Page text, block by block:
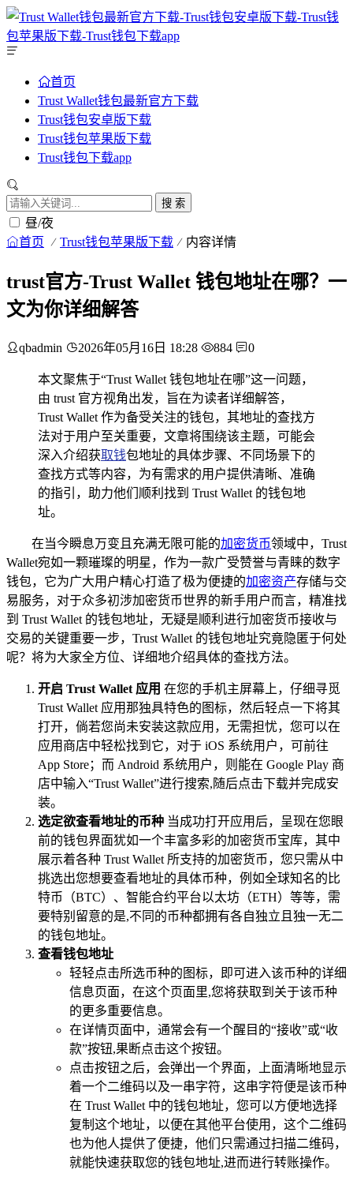
首页
Trust Wallet钱包最新官方下载
Trust钱包安卓版下载
Trust钱包苹果版下载
Trust钱包下载app
搜 索
昼/夜
首页 Trust钱包苹果版下载 内容详情
trust官方-Trust Wallet 钱包地址在哪？一
文为你详细解答
qbadmin 2026年05月16日 18:28 884 0
本文聚焦于“Trust Wallet 钱包地址在哪”这一问题，
由 trust 官方视角出发，旨在为读者详细解答，
Trust Wallet 作为备受关注的钱包，其地址的查找方
法对于用户至关重要，文章将围绕该主题，可能会
深入介绍获取钱包地址的具体步骤、不同场景下的
查找方式等内容，为有需求的用户提供清晰、准确
的指引，助力他们顺利找到 Trust Wallet 的钱包地
址。
在当今瞬息万变且充满无限可能的加密货币领域中，Trust
Wallet宛如一颗璀璨的明星，作为一款广受赞誉与青睐的数字
钱包，它为广大用户精心打造了极为便捷的加密资产存储与交
易服务，对于众多初涉加密货币世界的新手用户而言，精准找
到 Trust Wallet 的钱包地址，无疑是顺利进行加密货币接收与
交易的关键重要一步，Trust Wallet 的钱包地址究竟隐匿于何处
呢？将为大家全方位、详细地介绍具体的查找方法。
开启 Trust Wallet 应用 在您的手机主屏幕上，仔细寻觅
Trust Wallet 应用那独具特色的图标，然后轻点一下将其
打开，倘若您尚未安装这款应用，无需担忧，您可以在
应用商店中轻松找到它，对于 iOS 系统用户，可前往
App Store；而 Android 系统用户，则能在 Google Play 商
店中输入“Trust Wallet”进行搜索,随后点击下载并完成安
装。
选定欲查看地址的币种 当成功打开应用后，呈现在您眼
前的钱包界面犹如一个丰富多彩的加密货币宝库，其中
展示着各种 Trust Wallet 所支持的加密货币，您只需从中
挑选出您想要查看地址的具体币种，例如全球知名的比
特币（BTC）、智能合约平台以太坊（ETH）等等，需
要特别留意的是,不同的币种都拥有各自独立且独一无二
的钱包地址。
查看钱包地址
轻轻点击所选币种的图标，即可进入该币种的详细
信息页面，在这个页面里,您将获取到关于该币种
的更多重要信息。
在详情页面中，通常会有一个醒目的“接收”或“收
款”按钮,果断点击这个按钮。
点击按钮之后，会弹出一个界面，上面清晰地显示
着一个二维码以及一串字符，这串字符便是该币种
在 Trust Wallet 中的钱包地址，您可以方便地选择
复制这个地址，以便在其他平台使用，这个二维码
也为他人提供了便捷，他们只需通过扫描二维码，
就能快速获取您的钱包地址,进而进行转账操作。